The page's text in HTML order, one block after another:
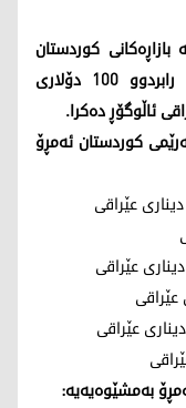
بازاڕەکانی کوردستان
دابەزینی بەخۆیەوە بینی، کە لە رۆژانی رابردوو 100 دۆلاری
کوردستان ئەمڕۆ
بەمشێوەیەیە: